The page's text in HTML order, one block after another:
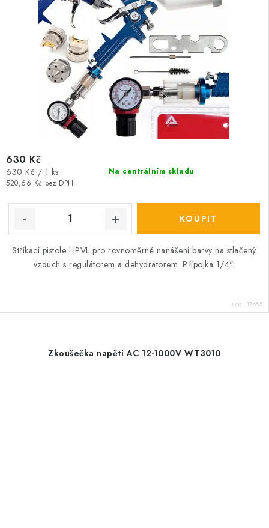
Na centrálním skladu
520,66 Kč bez DPH
630 Kč
Měrná
cena:
630 Kč / 1 ks
Stříkací pistole HPVL pro rovnoměrné nanášení barvy na stlačený
vzduch s regulátorem a dehydrátorem. Přípojka 1/4".
Kód: 17685
Zkoušečka napětí AC 12-1000V WT3010